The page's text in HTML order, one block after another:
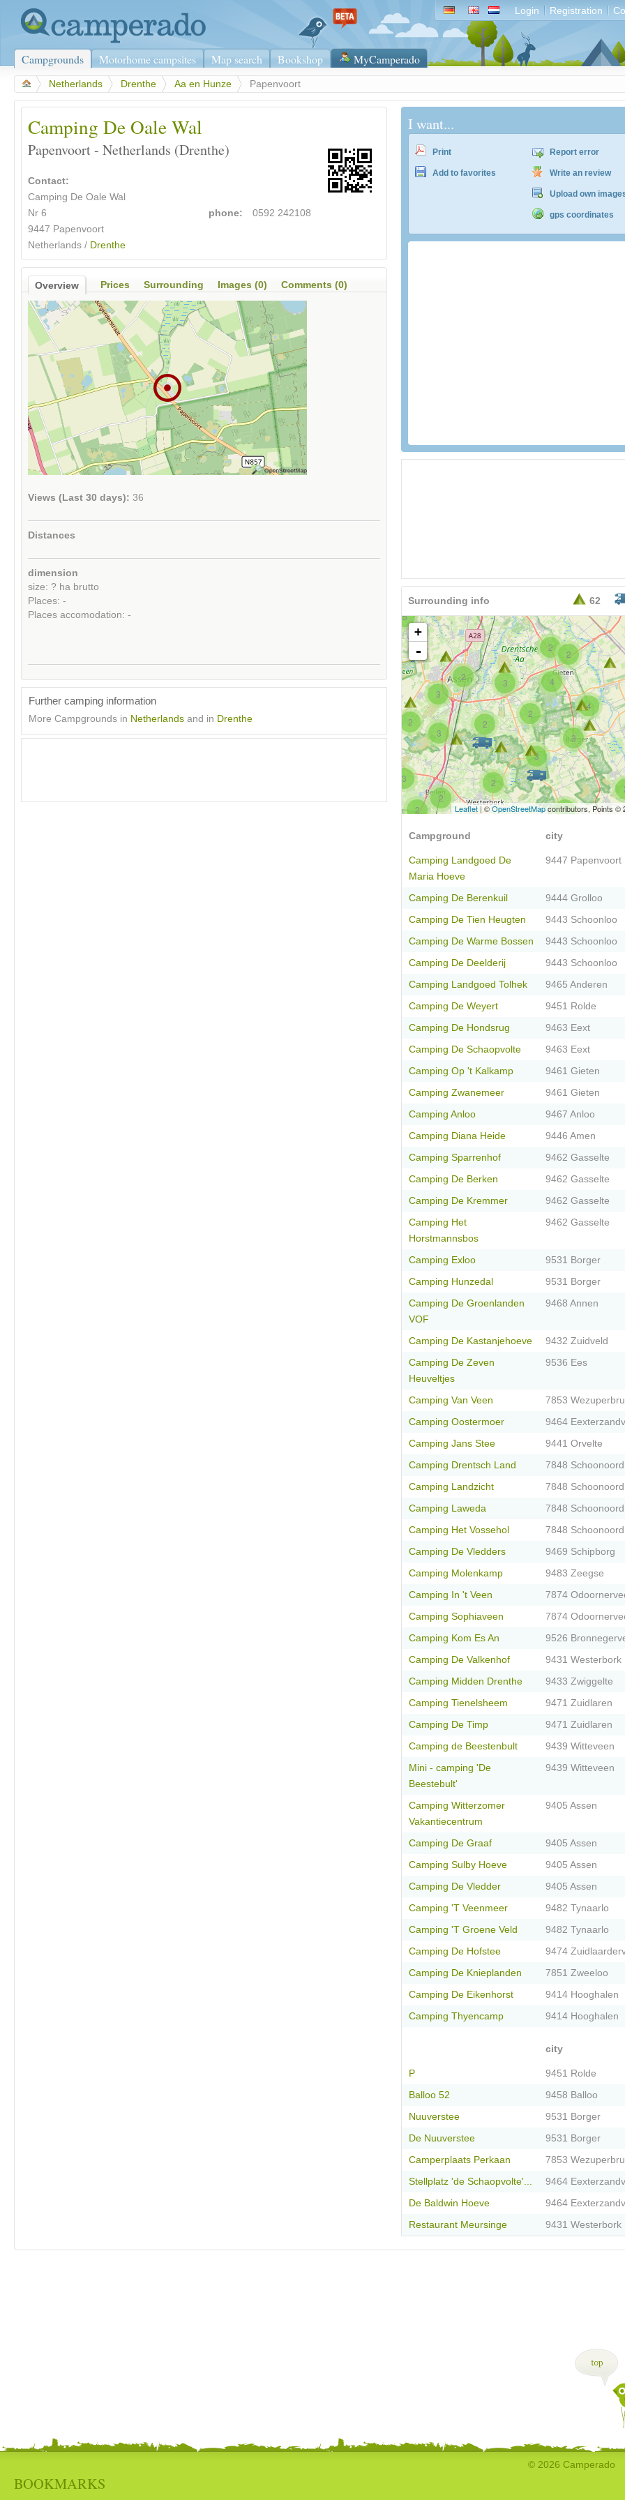
Login Registration
Campgrounds Motorhome campsites Map search Bookshop MyCamperado
Netherlands Drenthe Aa en Hunze Papenvoort
Camping De Oale Wal
Papenvoort - Netherlands (Drenthe)
Contact:
Camping De Oale Wal
Nr 6
9447 Papenvoort
Netherlands / Drenthe
phone: 0592 242108
Overview Prices Surrounding Images (0) Comments (0)
Views (Last 30 days): 36
Distances
dimension
size: ? ha brutto
Places: -
Places accomodation: -
Further camping information
More Campgrounds in Netherlands and in Drenthe
I want...
Print
Add to favorites
Report error
Write an review
Upload own
gps coordinates
62
Surrounding info
2
2
4
2
2
3
2
2
3
4
3
6
2
3
2
5
2
3
3
+
-
Leaflet| ©OpenStreetMapcontributors, Points ©
Campground city
Camping Landgoed De
Maria Hoeve
9447 Papenvoort
Camping De Berenkuil 9444 Grolloo
Camping De Tien Heugten 9443 Schoonloo
Camping De Warme Bossen 9443 Schoonloo
Camping De Deelderij 9443 Schoonloo
Camping Landgoed Tolhek 9465 Anderen
Camping De Weyert 9451 Rolde
Camping De Hondsrug 9463 Eext
Camping De Schaopvolte 9463 Eext
Camping Op 't Kalkamp 9461 Gieten
Camping Zwanemeer 9461 Gieten
Camping Anloo 9467 Anloo
Camping Diana Heide 9446 Amen
Camping Sparrenhof 9462 Gasselte
Camping De Berken 9462 Gasselte
Camping De Kremmer 9462 Gasselte
Camping Het
Horstmannsbos
9462 Gasselte
Camping Exloo 9531 Borger
Camping Hunzedal 9531 Borger
Camping De Groenlanden
VOF
9468 Annen
Camping De Kastanjehoeve 9432 Zuidveld
Camping De Zeven
Heuveltjes
9536 Ees
Camping Van Veen 7853
Camping Oostermoer 9464
Camping Jans Stee 9441 Orvelte
Camping Drentsch Land 7848 Schoonoord
Camping Landzicht 7848 Schoonoord
Camping Laweda 7848 Schoonoord
Camping Het Vossehol 7848 Schoonoord
Camping De Vledders 9469 Schipborg
Camping Molenkamp 9483 Zeegse
Camping In 't Veen 7874
Camping Sophiaveen 7874
Camping Kom Es An 9526
Camping De Valkenhof 9431 Westerbork
Camping Midden Drenthe 9433 Zwiggelte
Camping Tienelsheem 9471 Zuidlaren
Camping De Timp 9471 Zuidlaren
Camping de Beestenbult 9439 Witteveen
Mini - camping 'De
Beestebult'
9439 Witteveen
Camping Witterzomer
Vakantiecentrum
9405 Assen
Camping De Graaf 9405 Assen
Camping Sulby Hoeve 9405 Assen
Camping De Vledder 9405 Assen
Camping 'T Veenmeer 9482 Tynaarlo
Camping 'T Groene Veld 9482 Tynaarlo
Camping De Hofstee 9474
Camping De Knieplanden 7851 Zweeloo
Camping De Eikenhorst 9414 Hooghalen
Camping Thyencamp 9414 Hooghalen
city
P 9451 Rolde
Balloo 52 9458 Balloo
Nuuverstee 9531 Borger
De Nuuverstee 9531 Borger
Camperplaats Perkaan 7853
Stellplatz 'de Schaopvolte'... 9464
De Baldwin Hoeve 9464
Restaurant Meursinge 9431 Westerbork
BOOKMARKS
© 2026 Camperado